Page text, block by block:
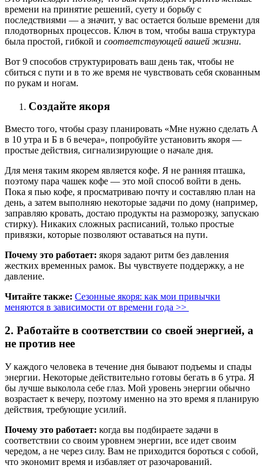
времени на принятие решений, суету и борьбу с
последствиями — а значит, у вас остается больше времени для
плодотворных процессов. Ключ в том, чтобы ваша структура
была простой, гибкой и соответствующей вашей жизни.
Вот 9 способов структурировать ваш день так, чтобы не
сбиться с пути и в то же время не чувствовать себя скованным
по рукам и ногам.
Создайте якоря
Вместо того, чтобы сразу планировать «Мне нужно сделать А
в 10 утра и Б в 6 вечера», попробуйте установить якоря —
простые действия, сигнализирующие о начале дня.
Для меня таким якорем является кофе. Я не ранняя пташка,
поэтому пара чашек кофе — это мой способ войти в день.
Пока я пью кофе, я просматриваю почту и составляю план на
день, а затем выполняю некоторые задачи по дому (например,
заправляю кровать, достаю продукты на разморозку, запускаю
стирку). Никаких сложных расписаний, только простые
привязки, которые позволяют оставаться на пути.
Почему это работает: якоря задают ритм без давления
жестких временных рамок. Вы чувствуете поддержку, а не
давление.
Читайте также: Сезонные якоря: как мои привычки
меняются в зависимости от времени года >>
2. Работайте в соответствии со своей энергией, а
не против нее
У каждого человека в течение дня бывают подъемы и спады
энергии. Некоторые действительно готовы бегать в 6 утра. Я
бы лучше выколола себе глаз. Мой уровень энергии обычно
возрастает к вечеру, поэтому именно на это время я планирую
действия, требующие усилий.
Почему это работает: когда вы подбираете задачи в
соответствии со своим уровнем энергии, все идет своим
чередом, а не через силу. Вам не приходится бороться с собой,
что экономит время и избавляет от разочарований.